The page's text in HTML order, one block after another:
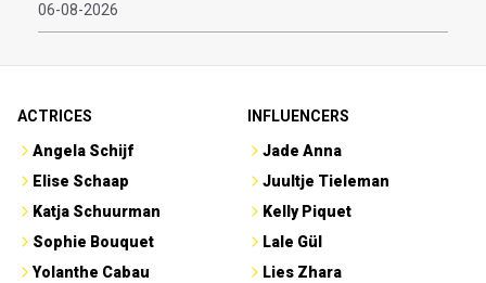
06-08-2026
ACTRICES
Angela Schijf
Elise Schaap
Katja Schuurman
Sophie Bouquet
Yolanthe Cabau
INFLUENCERS
Jade Anna
Juultje Tieleman
Kelly Piquet
Lale Gül
Lies Zhara